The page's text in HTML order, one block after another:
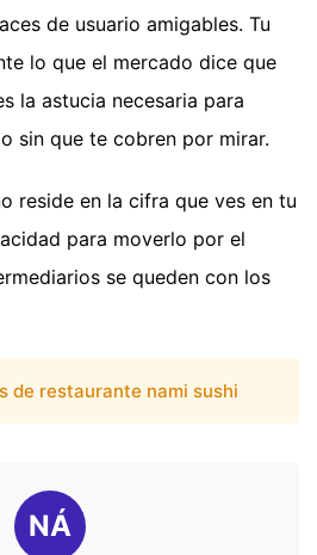
de usuario amigables. Tu
lo que el mercado dice que
la astucia necesaria para
sin que te cobren por mirar.
reside en la cifra que ves en tu
para moverlo por el
se queden con los
de restaurante nami sushi
NÁ